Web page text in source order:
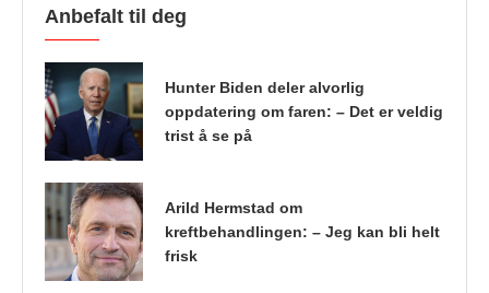
Anbefalt til deg
Hunter Biden deler alvorlig
oppdatering om faren: – Det er veldig
trist å se på
Arild Hermstad om
kreftbehandlingen: – Jeg kan bli helt
frisk